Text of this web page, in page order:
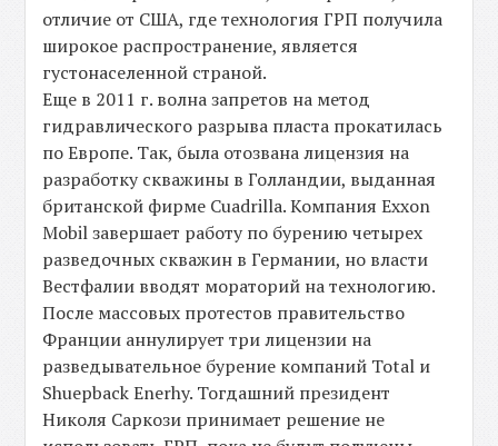
отличие от США, где технология ГРП получила
широкое распространение, является
густонаселенной страной.
Еще в 2011 г. волна запретов на метод
гидравлического разрыва пласта прокатилась
по Европе. Так, была отозвана лицензия на
разработку скважины в Голландии, выданная
британской фирме Cuadrilla. Компания Exxon
Mobil завершает работу по бурению четырех
разведочных скважин в Германии, но власти
Вестфалии вводят мораторий на технологию.
После массовых протестов правительство
Франции аннулирует три лицензии на
разведывательное бурение компаний Total и
Shuepback Enerhy. Тогдашний президент
Николя Саркози принимает решение не